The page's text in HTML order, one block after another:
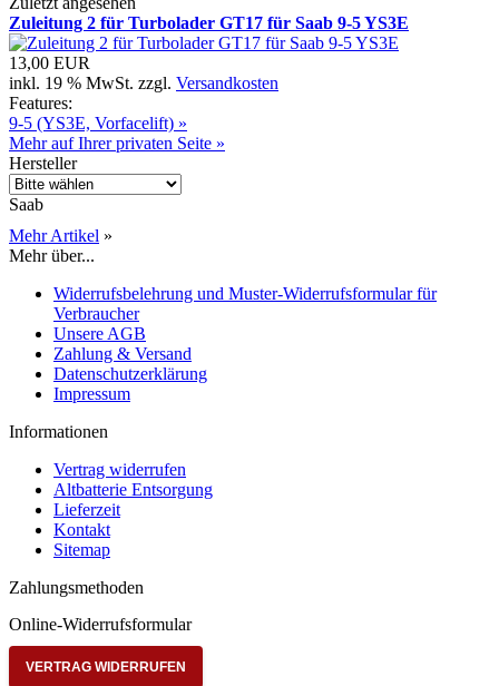
Zuleitung 2 für Turbolader GT17 für Saab 9-5 YS3E
13,00 EUR
inkl. 19 % MwSt. zzgl. Versandkosten
Features:
9-5 (YS3E, Vorfacelift) »
Mehr auf Ihrer privaten Seite »
Hersteller
Saab
Mehr Artikel »
Mehr über...
Widerrufsbelehrung und Muster-Widerrufsformular für
Verbraucher
Unsere AGB
Zahlung & Versand
Datenschutzerklärung
Impressum
Informationen
Vertrag widerrufen
Altbatterie Entsorgung
Lieferzeit
Kontakt
Sitemap
Zahlungsmethoden
Online-Widerrufsformular
VERTRAG WIDERRUFEN